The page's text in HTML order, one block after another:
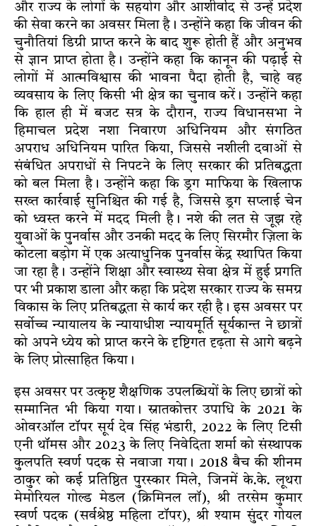
और राज्य के लोगों के सहयोग और आशीर्वाद से उन्हें प्रदेश
की सेवा करने का अवसर मिला है। उन्होंने कहा कि जीवन की
चुनौतियां डिग्री प्राप्त करने के बाद शुरू होती हैं और अनुभव
से ज्ञान प्राप्त होता है। उन्होंने कहा कि कानून की पढ़ाई से
लोगों में आत्मविश्वास की भावना पैदा होती है, चाहे वह
व्यवसाय के लिए किसी भी क्षेत्र का चुनाव करें। उन्होंने कहा
कि हाल ही में बजट सत्र के दौरान, राज्य विधानसभा ने
हिमाचल प्रदेश नशा निवारण अधिनियम और संगठित
अपराध अधिनियम पारित किया, जिससे नशीली दवाओं से
संबंधित अपराधों से निपटने के लिए सरकार की प्रतिबद्धता
को बल मिला है। उन्होंने कहा कि ड्रग माफिया के खिलाफ
सख्त कार्रवाई सुनिश्चित की गई है, जिससे ड्रग सप्लाई चेन
को ध्वस्त करने में मदद मिली है। नशे की लत से जूझ रहे
युवाओं के पुनर्वास और उनकी मदद के लिए सिरमौर ज़िला के
कोटला बड़ोग में एक अत्याधुनिक पुनर्वास केंद्र स्थापित किया
जा रहा है। उन्होंने शिक्षा और स्वास्थ्य सेवा क्षेत्र में हुई प्रगति
पर भी प्रकाश डाला और कहा कि प्रदेश सरकार राज्य के समग्र
विकास के लिए प्रतिबद्धता से कार्य कर रही है। इस अवसर पर
सर्वोच्च न्यायालय के न्यायाधीश न्यायमूर्ति सूर्यकान्त ने छात्रों
को अपने ध्येय को प्राप्त करने के दृष्टिगत दृढ़ता से आगे बढ़ने
के लिए प्रोत्साहित किया।
इस अवसर पर उत्कृष्ट शैक्षणिक उपलब्धियों के लिए छात्रों को
सम्मानित भी किया गया। स्नातकोत्तर उपाधि के 2021 के
ओवरऑल टॉपर सूर्य देव सिंह भंडारी, 2022 के लिए टिसी
एनी थॉमस और 2023 के लिए निवेदिता शर्मा को संस्थापक
कुलपति स्वर्ण पदक से नवाजा गया। 2018 बैच की शीनम
ठाकुर को कई प्रतिष्ठित पुरस्कार मिले, जिनमें के.के. लूथरा
मेमोरियल गोल्ड मेडल (क्रिमिनल लॉ), श्री तरसेम कुमार
स्वर्ण पदक (सर्वश्रेष्ठ महिला टॉपर), श्री श्याम सुंदर गोयल